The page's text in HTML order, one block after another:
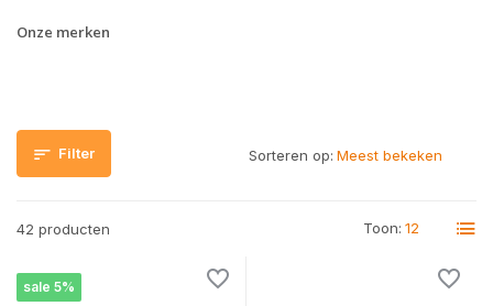
Onze merken
Filter
42 producten Toon:
Sorteren op:
sale 5%